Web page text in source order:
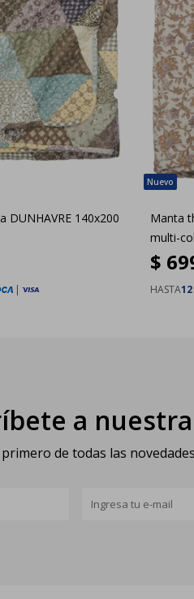
DUNHAVRE 140x200
|
Manta
multi-
$
HASTA
a
de todas las